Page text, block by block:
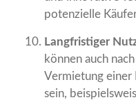
potenzielle
Langfristiger
können auch
Vermietung
sein,